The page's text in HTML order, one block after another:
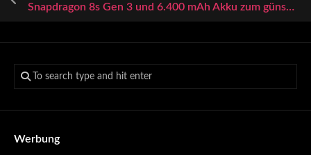
Snapdragon 8s Gen 3 und 6.400 mAh Akku zum günstigen Preis: Vivo lädt zum Launch des iQOO Neo 10R
Werbung